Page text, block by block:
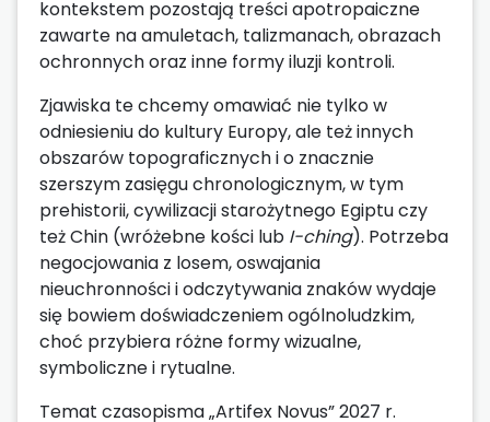
kontekstem pozostają treści apotropaiczne
zawarte na amuletach, talizmanach, obrazach
ochronnych oraz inne formy iluzji kontroli.
Zjawiska te chcemy omawiać nie tylko w
odniesieniu do kultury Europy, ale też innych
obszarów topograficznych i o znacznie
szerszym zasięgu chronologicznym, w tym
prehistorii, cywilizacji starożytnego Egiptu czy
też Chin (wróżebne kości lub I-ching). Potrzeba
negocjowania z losem, oswajania
nieuchronności i odczytywania znaków wydaje
się bowiem doświadczeniem ogólnoludzkim,
choć przybiera różne formy wizualne,
symboliczne i rytualne.
Temat czasopisma „Artifex Novus” 2027 r.